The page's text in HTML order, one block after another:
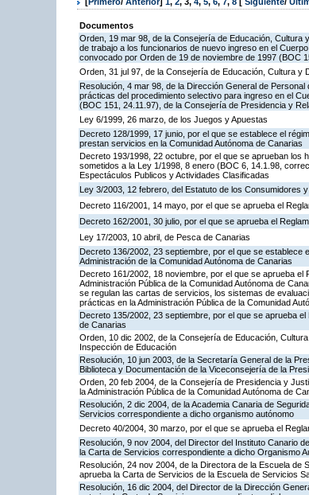
Documentos
Orden, 19 mar 98, de la Consejería de Educación, Cultura
de trabajo a los funcionarios de nuevo ingreso en el
convocado por Orden de 19 de noviembre de 1997 (BOC
Orden, 31 jul 97, de la Consejería de Educación, Cultura y
Resolución, 4 mar 98, de la Dirección General de
prácticas del procedimiento selectivo para ingreso en el
(BOC 151, 24.11.97), de la Consejería de Presidencia y
Ley 6/1999, 26 marzo, de los Juegos y Apuestas
Decreto 128/1999, 17 junio, por el que se establece el
prestan servicios en la Comunidad Autónoma de Canarias
Decreto 193/1998, 22 octubre, por el que se aprueban
sometidos a la Ley 1/1998, 8 enero (BOC 6, 14.1.98,
Espectáculos Publicos y Actividades Clasificadas
Ley 3/2003, 12 febrero, del Estatuto de los Consumidores
Decreto 116/2001, 14 mayo, por el que se aprueba el
Decreto 162/2001, 30 julio, por el que se aprueba el
Ley 17/2003, 10 abril, de Pesca de Canarias
Decreto 136/2002, 23 septiembre, por el que se
Administración de la Comunidad Autónoma de Canarias
Decreto 161/2002, 18 noviembre, por el que se aprueba
Administración Pública de la Comunidad Autónoma de
se regulan las cartas de servicios, los sistemas de
prácticas en la Administración Pública de la Comunidad
Decreto 135/2002, 23 septiembre, por el que se aprueba
de Canarias
Orden, 10 dic 2002, de la Consejería de Educación,
Inspección de Educación
Resolución, 10 jun 2003, de la Secretaría General de la
Biblioteca y Documentación de la Viceconsejería de la
Orden, 20 feb 2004, de la Consejería de Presidencia y
la Administración Pública de la Comunidad Autónoma de
Resolución, 2 dic 2004, de la Academia Canaria de
Servicios correspondiente a dicho organismo autónomo
Decreto 40/2004, 30 marzo, por el que se aprueba el
Resolución, 9 nov 2004, del Director del Instituto Canario
la Carta de Servicios correspondiente a dicho Organismo
Resolución, 24 nov 2004, de la Directora de la Escuela
aprueba la Carta de Servicios de la Escuela de Servicios
Resolución, 16 dic 2004, del Director de la Dirección